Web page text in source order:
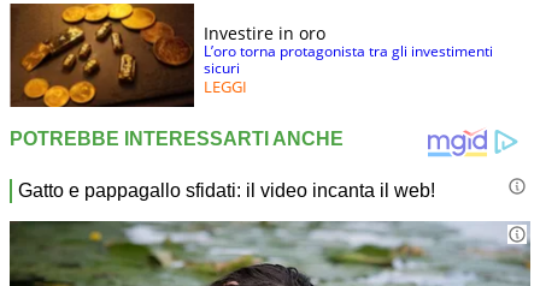
Investire in oro
L’oro torna protagonista tra gli investimenti
sicuri
LEGGI